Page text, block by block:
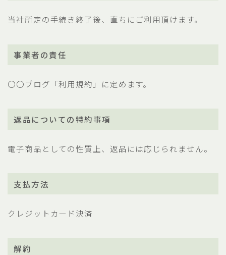
当社所定の手続き終了後、直ちにご利用頂けます。
事業者の責任
〇〇ブログ「利用規約」に定めます。
返品についての特約事項
電子商品としての性質上、返品には応じられません。
支払方法
クレジットカード決済
解約